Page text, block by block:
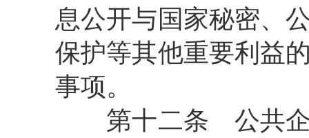
息公开与国家秘密、
保护等其他重要利益
事项。
第十二条 公共企